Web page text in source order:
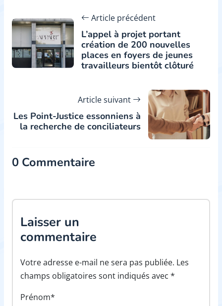
Article précédent
L’appel à projet portant
création de 200 nouvelles
places en foyers de jeunes
travailleurs bientôt clôturé
Article suivant
Les Point-Justice essonniens à
la recherche de conciliateurs
0 Commentaire
Laisser un
commentaire
Votre adresse e-mail ne sera pas publiée. Les
champs obligatoires sont indiqués avec *
Prénom*